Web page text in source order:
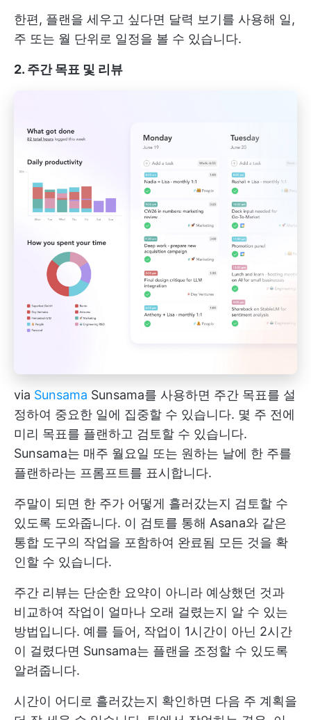
한편, 플랜을 세우고 싶다면 달력 보기를 사용해 일,
주 또는 월 단위로 일정을 볼 수 있습니다.
2. 주간 목표 및 리뷰
via Sunsama Sunsama를 사용하면 주간 목표를 설
정하여 중요한 일에 집중할 수 있습니다. 몇 주 전에
미리 목표를 플랜하고 검토할 수 있습니다.
Sunsama는 매주 월요일 또는 원하는 날에 한 주를
플랜하라는 프롬프트를 표시합니다.
주말이 되면 한 주가 어떻게 흘러갔는지 검토할 수
있도록 도와줍니다. 이 검토를 통해 Asana와 같은
통합 도구의 작업을 포함하여 완료됨 모든 것을 확
인할 수 있습니다.
주간 리뷰는 단순한 요약이 아니라 예상했던 것과
비교하여 작업이 얼마나 오래 걸렸는지 알 수 있는
방법입니다. 예를 들어, 작업이 1시간이 아닌 2시간
이 걸렸다면 Sunsama는 플랜을 조정할 수 있도록
알려줍니다.
시간이 어디로 흘러갔는지 확인하면 다음 주 계획을